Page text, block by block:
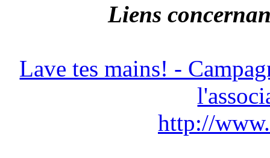
Liens
Lave tes mains! -
http://